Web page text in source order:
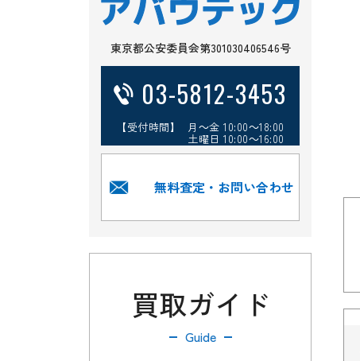
東京都公安委員会第301030406546号
03-5812-3453
【受付時間】 月～金 10:00～18:00
土曜日 10:00～16:00
無料査定・お問い合わせ
買取ガイド
Guide